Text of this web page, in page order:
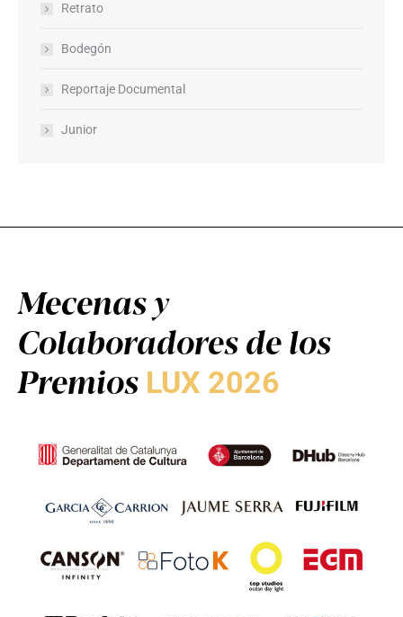
Retrato
Bodegón
Reportaje Documental
Junior
Mecenas y
Colaboradores de los
Premios LUX 2026